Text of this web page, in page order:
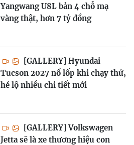
Yangwang U8L bản 4 chỗ mạ
vàng thật, hơn 7 tỷ đồng
[GALLERY] Hyundai
Tucson 2027 nổ lốp khi chạy thử,
hé lộ nhiều chi tiết mới
[GALLERY] Volkswagen
Jetta sẽ là xe thương hiệu con